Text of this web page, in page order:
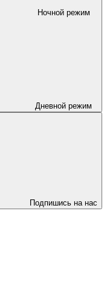
Ночной режим
Дневной режим
Подпишись на нас